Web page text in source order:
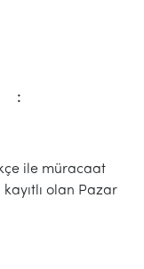
:
ile müracaat
olan Pazar